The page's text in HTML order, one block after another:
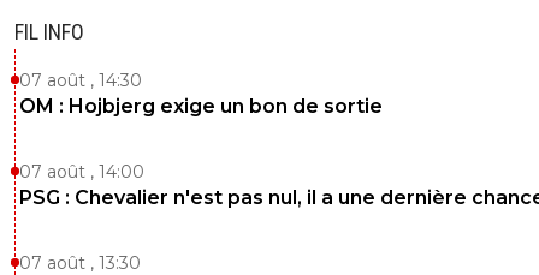
FIL INFO
07 août , 14:30
OM : Hojbjerg exige un bon de sortie
07 août , 14:00
PSG : Chevalier n'est pas nul, il a une dernière
07 août , 13:30